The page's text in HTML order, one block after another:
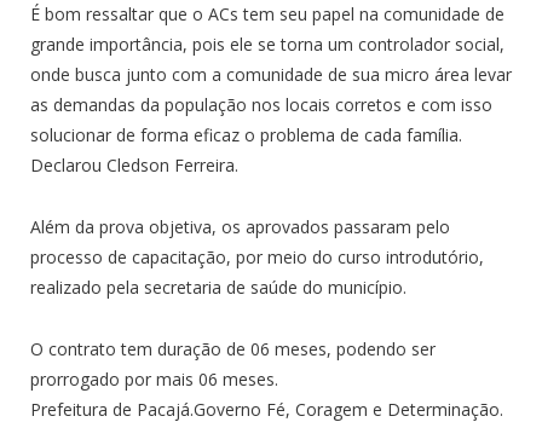
É bom ressaltar que o ACs tem seu papel na comunidade de
grande importância, pois ele se torna um controlador social,
onde busca junto com a comunidade de sua micro área levar
as demandas da população nos locais corretos e com isso
solucionar de forma eficaz o problema de cada família.
Declarou Cledson Ferreira.
Além da prova objetiva, os aprovados passaram pelo
processo de capacitação, por meio do curso introdutório,
realizado pela secretaria de saúde do município.
O contrato tem duração de 06 meses, podendo ser
prorrogado por mais 06 meses.
Prefeitura de Pacajá.Governo Fé, Coragem e Determinação.